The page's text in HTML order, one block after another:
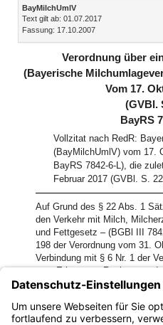
Inhalt
BayMilchUmlV
Text gilt ab: 01.07.2017
Fassung: 17.10.2007
Verordnung über
(Bayerische
Vom 17.
(GVBl.
BayRS
Vollzitat nach RedR:
(BayMilchUmlV) vom 17.
BayRS 7842-6-L), die
Februar 2017 (GVBl. S.
Auf Grund des § 22 Abs. 1
den Verkehr mit Milch,
und Fettgesetz – (BGBl III
198 der Verordnung vom 31.
Verbindung mit § 6 Nr. 1 der
zum Erlass von
DelV) vom 15. Juni 2004
(GVBl S. 635), erlässt das
Landwirtschaft und Forsten